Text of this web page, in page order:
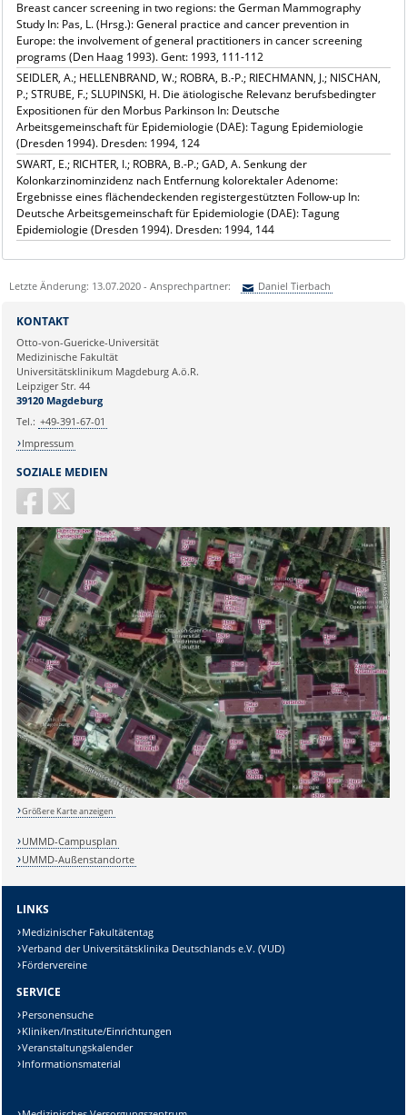
Breast cancer screening in two regions: the German Mammography
Study In: Pas, L. (Hrsg.): General practice and cancer prevention in
Europe: the involvement of general practitioners in cancer screening
programs (Den Haag 1993). Gent: 1993, 111-112
SEIDLER, A.; HELLENBRAND, W.; ROBRA, B.-P.; RIECHMANN, J.; NISCHAN,
P.; STRUBE, F.; SLUPINSKI, H. Die ätiologische Relevanz berufsbedingter
Expositionen für den Morbus Parkinson In: Deutsche
Arbeitsgemeinschaft für Epidemiologie (DAE): Tagung Epidemiologie
(Dresden 1994). Dresden: 1994, 124
SWART, E.; RICHTER, I.; ROBRA, B.-P.; GAD, A. Senkung der
Kolonkarzinominzidenz nach Entfernung kolorektaler Adenome:
Ergebnisse eines flächendeckenden registergestützten Follow-up In:
Deutsche Arbeitsgemeinschaft für Epidemiologie (DAE): Tagung
Epidemiologie (Dresden 1994). Dresden: 1994, 144
Letzte Änderung: 13.07.2020 - Ansprechpartner: Daniel Tierbach
Ihre E-Mailadresse:
Ihr Anliegen:
SOZIALE MEDIEN
KONTAKT
Otto-von-Guericke-Universität
Medizinische Fakultät
Universitätsklinikum Magdeburg A.ö.R.
Leipziger Str. 44
39120 Magdeburg
Tel.: +49-391-67-01
Impressum
Größere Karte anzeigen
UMMD-Campusplan
UMMD-Außenstandorte
LINKS
Medizinischer Fakultätentag
Verband der Universitätsklinika Deutschlands e.V. (VUD)
Fördervereine
SERVICE
Personensuche
Kliniken/Institute/Einrichtungen
Veranstaltungskalender
Informationsmaterial